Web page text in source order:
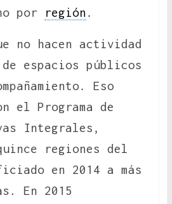
por
región .
no hacen actividad
espacios públicos
Eso
el Programa de
Integrales,
regiones del
en 2014 a más
En 2015